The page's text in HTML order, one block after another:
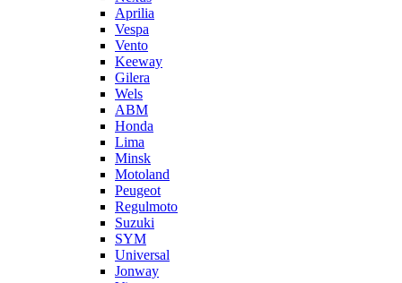
Aprilia
Vespa
Vento
Keeway
Gilera
Wels
ABM
Honda
Lima
Minsk
Motoland
Peugeot
Regulmoto
Suzuki
SYM
Universal
Jonway